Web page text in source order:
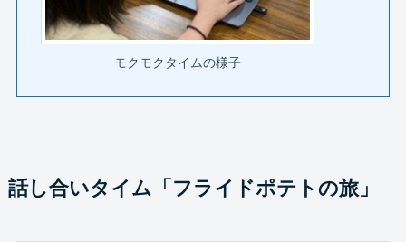
モクモクタイムの様子
話し合いタイム「フライドポテトの旅」